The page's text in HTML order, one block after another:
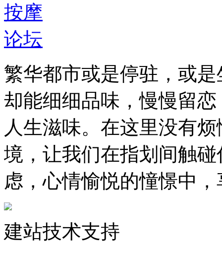
繁华都市或是停驻，或
却能细细品味，慢慢留
人生滋味。在这里没有
境，让我们在指划间触
虑，心情愉悦的憧憬中
建站技术支持